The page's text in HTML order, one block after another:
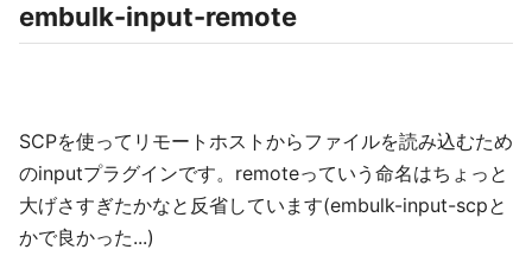
embulk-input-remote
SCPを使ってリモートホストからファイルを読み込むため
のinputプラグインです。remoteっていう命名はちょっと
大げさすぎたかなと反省しています(embulk-input-scpと
かで良かった...)